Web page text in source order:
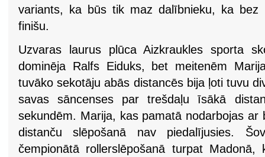
variants, ka būs tik maz dalībnieku, ka bez
finišu.
Uzvaras laurus plūca Aizkraukles sporta
dominēja Ralfs Eiduks, bet meitenēm
tuvāko sekotāju abās distancēs bija ļoti tuvu
savas sāncenses par trešdaļu īsākā
sekundēm. Marija, kas pamatā nodarbojas ar
distanču slēpošanā nav piedalījusies.
čempionātā rollerslēpošanā turpat